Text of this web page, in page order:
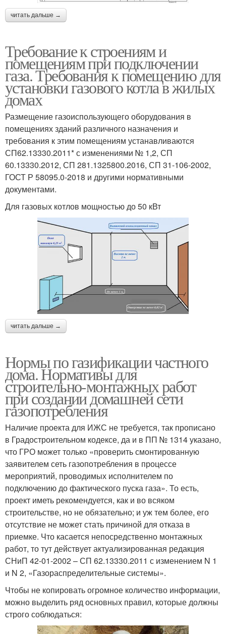
читать дальше →
Требование к строениям и
помещениям при подключении
газа. Требования к помещению для
установки газового котла в жилых
домах
Размещение газоиспользующего оборудования в
помещениях зданий различного назначения и
требования к этим помещениям устанавливаются
СП62.13330.2011* с изменениями № 1,2, СП
60.13330.2012, СП 281.1325800.2016, СП 31-106-2002,
ГОСТ Р 58095.0-2018 и другими нормативными
документами.
Для газовых котлов мощностью до 50 кВт
читать дальше →
Нормы по газификации частного
дома. Нормативы для
строительно-монтажных работ
при создании домашней сети
газопотребления
Наличие проекта для ИЖС не требуется, так прописано
в Градостроительном кодексе, да и в ПП № 1314 указано,
что ГРО может только «проверить смонтированную
заявителем сеть газопотребления в процессе
мероприятий, проводимых исполнителем по
подключению до фактического пуска газа». То есть,
проект иметь рекомендуется, как и во всяком
строительстве, но не обязательно; и уж тем более, его
отсутствие не может стать причиной для отказа в
приемке. Что касается непосредственно монтажных
работ, то тут действует актуализированная редакция
СНиП 42-01-2002 – СП 62.13330.2011 с изменением N 1
и N 2, «Газораспределительные системы».
Чтобы не копировать огромное количество информации,
можно выделить ряд основных правил, которые должны
строго соблюдаться: